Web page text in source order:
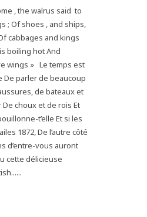
, the walrus said to
; Of shoes , and ships,
cabbages and kings
boiling hot And
wings » Le temps est
De parler de beaucoup
de bateaux et
choux et de rois Et
t’elle Et si les
1872, De l’autre côté
d’entre-vous auront
cette délicieuse